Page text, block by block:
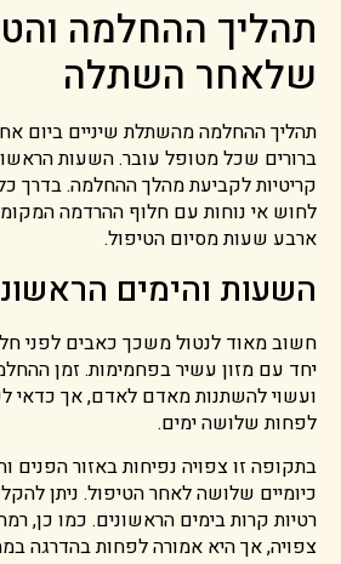
תהליך ההחלמה
שלאחר השתלה
תהליך ההחלמה מהשתלת שיניים ביום
ברורים שכל מטופל עובר. השעות
קריטיות לקביעת מהלך ההחלמה. בדרך
לחוש אי נוחות עם חלוף ההרדמה
ארבע שעות מסיום הטיפול.
השעות והימים
חשוב מאוד לנטול משכך כאבים לפני
יחד עם מזון עשיר בפחמימות. זמן
ועשוי להשתנות מאדם לאדם, אך כדאי
לפחות שלושה ימים.
בתקופה זו צפויה נפיחות באזור הפנים
כיומיים שלושה לאחר הטיפול. ניתן
רטיות קרות בימים הראשונים. כמו כן,
צפויה, אך היא אמורה לפחות בהדרגה